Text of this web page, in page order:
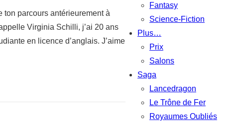
ton parcours antérieurement à
Virginia Schilli, j’ai 20 ans
en licence d’anglais. J’aime
Fantasy
Science-Fiction
Plus…
Prix
Salons
Saga
Lancedragon
Le Trône de Fer
Royaumes Oubliés